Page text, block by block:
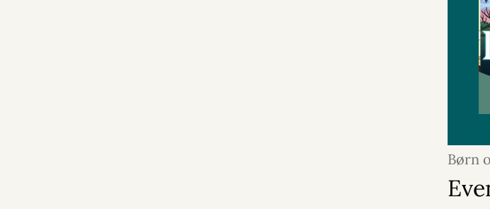
Børn